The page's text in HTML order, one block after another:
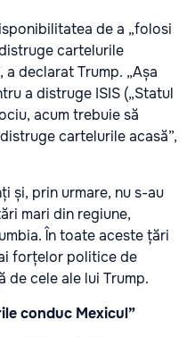
de a „folosi
cartelurile
declarat Trump. „Așa
a distruge ISIS („Statul
acum trebuie să
cartelurile acasă”,
și, prin urmare, nu s-au
mari din regiune,
În toate aceste țări
forțelor politice de
cele ale lui Trump.
conduc Mexicul”